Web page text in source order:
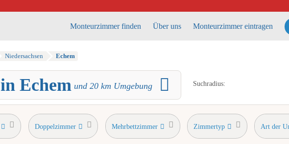
Monteurzimmer finden Über uns Monteurzimmer eintragen
Niedersachsen Echem
in Echem und 20 km Umgebung Suchradius:
Doppelzimmer Mehrbettzimmer Zimmertyp Art der